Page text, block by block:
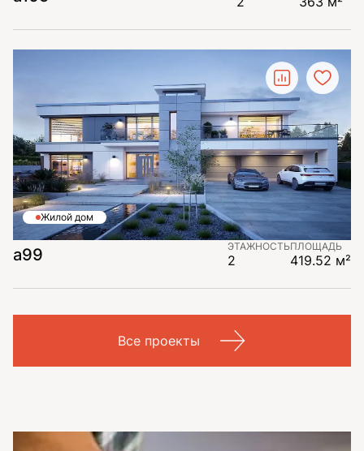
Жилой дом
a99 ЭТАЖНОСТЬ
2
ПЛОЩАДЬ
419.52 м²
Все проекты